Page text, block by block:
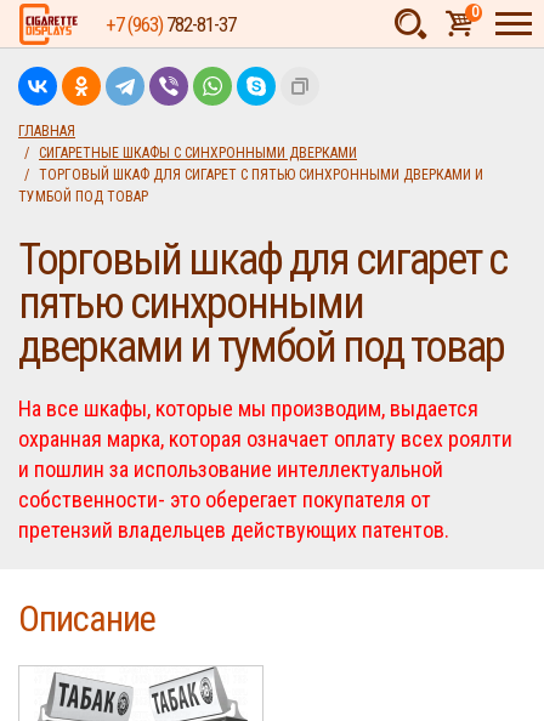
+7 (963)782-81-37 0
ГЛАВНАЯ
СИГАРЕТНЫЕ ШКАФЫ С СИНХРОННЫМИ ДВЕРКАМИ
ТОРГОВЫЙ ШКАФ ДЛЯ СИГАРЕТ С ПЯТЬЮ СИНХРОННЫМИ ДВЕРКАМИ И
ТУМБОЙ ПОД ТОВАР
Торговый шкаф для сигарет с
пятью синхронными
дверками и тумбой под товар
На все шкафы, которые мы производим, выдается
охранная марка, которая означает оплату всех роялти
и пошлин за использование интеллектуальной
собственности- это оберегает покупателя от
претензий владельцев действующих патентов.
Описание